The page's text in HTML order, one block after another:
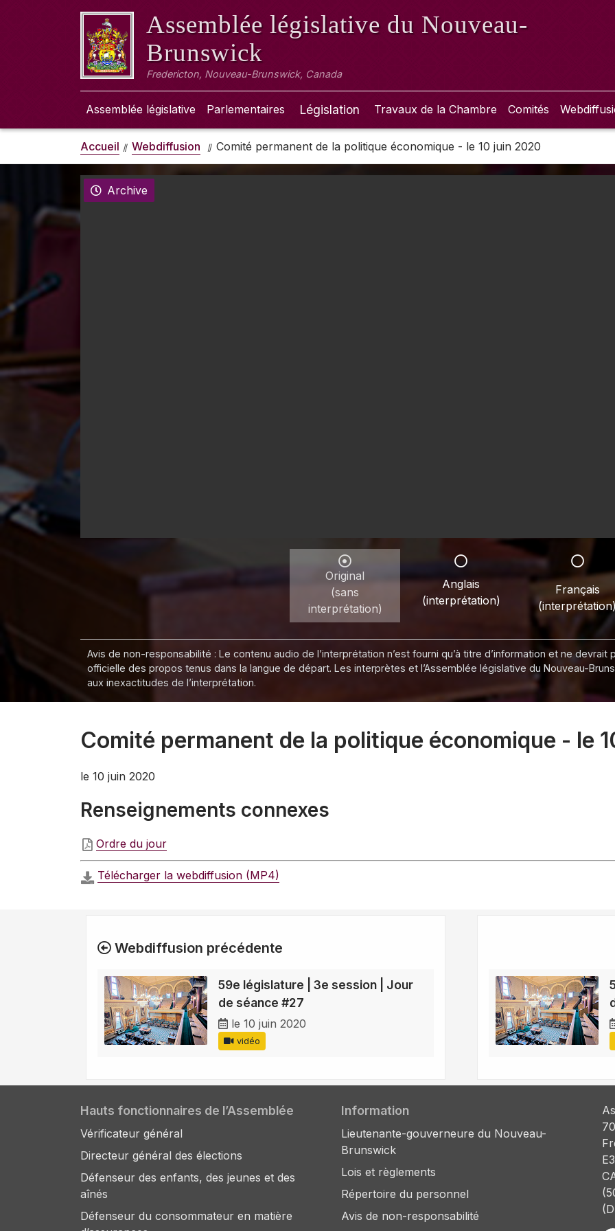
Assemblée législative du Nouveau-
Brunswick
Fredericton, Nouveau-Brunswick, Canada
Assemblée législative Parlementaires Législation Travaux de la Chambre Comités
Accueil Webdiffusion Comité permanent de la politique économique - le 10 juin 2020
Archive
Original
(sans
interprétation)
Anglais
(interprétation)
Français
Avis de non-responsabilité : Le contenu audio de l’interprétation n’est fourni qu’à titre d’information et ne
officielle des propos tenus dans la langue de départ. Les interprètes et l’Assemblée législative du Nouveau-
aux inexactitudes de l’interprétation.
Comité permanent de la politique économique - le
le 10 juin 2020
Renseignements connexes
Ordre du jour
Télécharger la webdiffusion (MP4)
Webdiffusion précédente
59e législature | 3e session | Jour
de séance #27
le 10 juin 2020
vidéo
Hauts fonctionnaires de l’Assemblée
Vérificateur général
Directeur général des élections
Défenseur des enfants, des jeunes et des
aînés
Défenseur du consommateur en matière
Information
Lieutenante-gouverneure du Nouveau-
Brunswick
Lois et règlements
Répertoire du personnel
Avis de non-responsabilité